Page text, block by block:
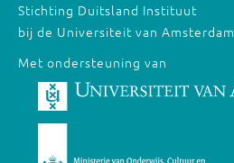
Stichting Duitsland Instituut
bij de Universiteit van Amsterdam
Met ondersteuning van